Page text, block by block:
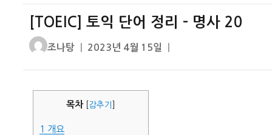
[TOEIC] 토익 단어 정리 – 명사 20
글
조나탕
작
자
2023년 4월 15일
목차 감추기
1 개요